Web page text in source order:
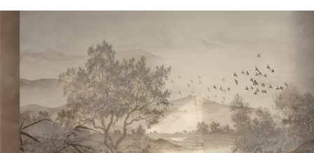
Skog
Farge
Smart
Tilbakestill alt